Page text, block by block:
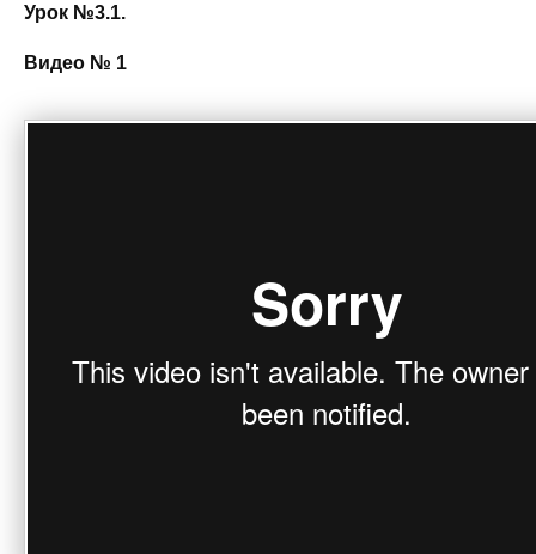
Урок №3.1.
Видео № 1